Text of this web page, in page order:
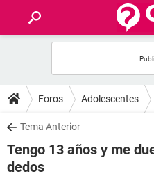
FOROS
SALUD
FAMILIA
Foros Adolescentes
Tema Anterior
Tengo 13 años y me
dedos